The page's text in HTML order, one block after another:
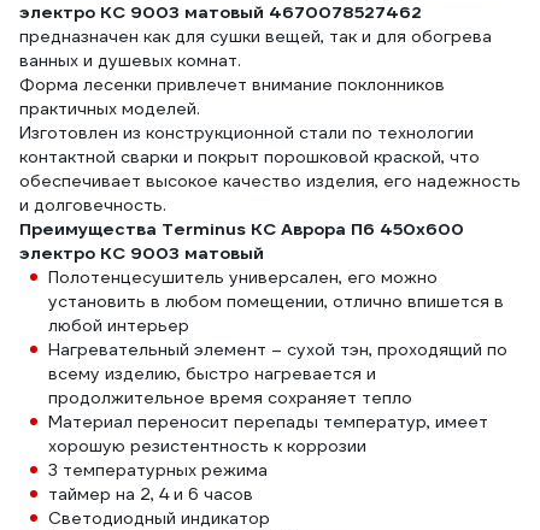
электро КС 9003 матовый 4670078527462
предназначен как для сушки вещей, так и для обогрева
ванных и душевых комнат.
Форма лесенки привлечет внимание поклонников
практичных моделей.
Изготовлен из конструкционной стали по технологии
контактной сварки и покрыт порошковой краской, что
обеспечивает высокое качество изделия, его надежность
и долговечность.
Преимущества Terminus КС Аврора П6 450x600
электро КС 9003 матовый
Полотенцесушитель универсален, его можно
установить в любом помещении, отлично впишется в
любой интерьер
Нагревательный элемент – сухой тэн, проходящий по
всему изделию, быстро нагревается и
продолжительное время сохраняет тепло
Материал переносит перепады температур, имеет
хорошую резистентность к коррозии
3 температурных режима
таймер на 2, 4 и 6 часов
Светодиодный индикатор